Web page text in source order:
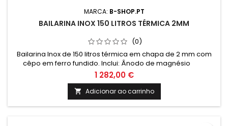
MARCA: B-SHOP.PT
BAILARINA INOX 150 LITROS TÉRMICA 2MM
(0)
Bailarina Inox de 150 litros térmica em chapa de 2 mm com
cêpo em ferro fundido. Inclui: Ânodo de magnésio
Valvula de segurança 6 Bar Termómetro e cordão
refratário Medidas: Altura: 1400mm Altura total com cepo:
1770mm Diametro: 520mm
1 282,00 €
 Adicionar ao carrinho